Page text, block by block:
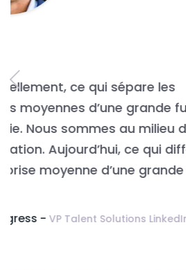
“
La plus grande difficulté
numérique, c’est de
voiture sans l’arrêter.
Éric Blot -Président, Awak’IT